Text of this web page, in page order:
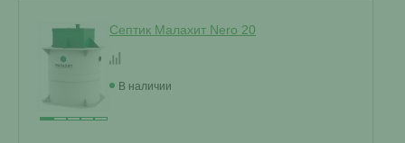
Септик Малахит Nero 20
В наличии